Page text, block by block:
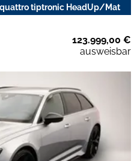
quattro tiptronic HeadUp/Mat
123.999,00 €
ausweisbar